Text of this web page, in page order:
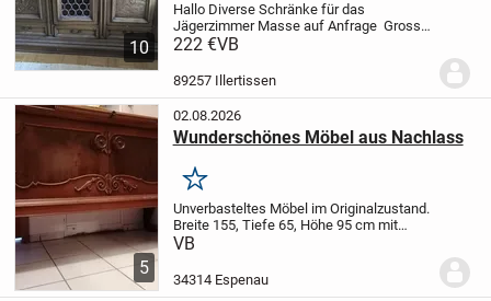
10
Hallo Diverse Schränke für das
Jägerzimmer Masse auf Anfrage Grosser
Schrank 50 Euro
222 Euro
222 €VB
89257 Illertissen
5
02.08.2026
Wunderschönes Möbel aus Nachlass
Merken
Unverbasteltes Möbel im Originalzustand.
Breite 155, Tiefe 65, Höhe 95 cm mit
ausziehbarer Ablage 70 mal 35 cm. Die
Abholung nur mit 2 Mann. Bei Interesse
gern weitere...
VB
34314 Espenau